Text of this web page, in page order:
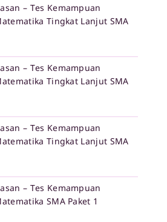
– Tes Kemampuan
Tingkat Lanjut SMA
– Tes Kemampuan
Tingkat Lanjut SMA
– Tes Kemampuan
Tingkat Lanjut SMA
– Tes Kemampuan
SMA Paket 1